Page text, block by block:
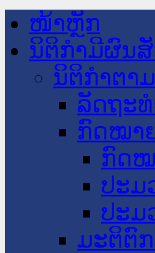
ໜ້າຫຼັກ
ນິຕິກໍາມີຜົນ
ນິຕິກໍາຕາ
ລັດຖະ
ກົດໝາ
ກົດ
ປະມ
ປະມ
ມະຕິຕົກ